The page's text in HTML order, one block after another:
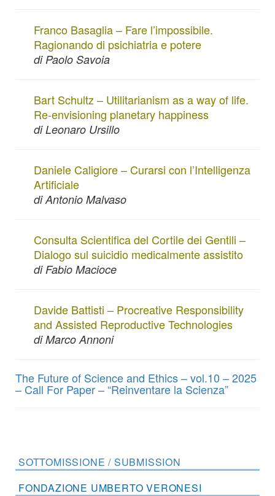
Franco Basaglia – Fare l’impossibile.
Ragionando di psichiatria e potere
di Paolo Savoia
Bart Schultz – Utilitarianism as a way of life.
Re-envisioning planetary happiness
di Leonaro Ursillo
Daniele Caligiore – Curarsi con l’Intelligenza
Artificiale
di Antonio Malvaso
Consulta Scientifica del Cortile dei Gentili –
Dialogo sul suicidio medicalmente assistito
di Fabio Macioce
Davide Battisti – Procreative Responsibility
and Assisted Reproductive Technologies
di Marco Annoni
The Future of Science and Ethics – vol.10 – 2025
– Call For Paper – “Reinventare la Scienza”
SOTTOMISSIONE / SUBMISSION
FONDAZIONE UMBERTO VERONESI